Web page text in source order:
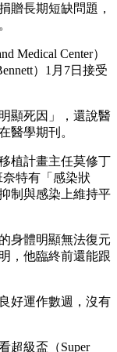
贈長期短缺問題，
Medical Center）
）1月7日接受
顯死因」，還說醫
醫學期刊。
植計畫主任莫修丁
奈特有「感染狀
制與感染上維持平
身體明顯無法復元
，他臨終前還能跟
好運作數週，沒有
超級盃（Super